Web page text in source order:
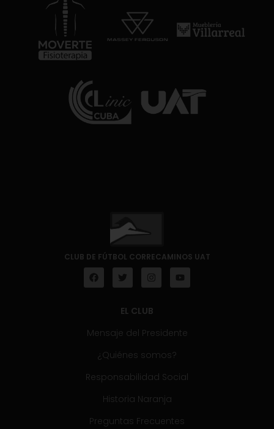
CLUB DE FÚTBOL CORRECAMINOS UAT
EL CLUB
Mensaje del Presidente
¿Quiénes somos?
Responsabilidad Social
Historia Naranja
Preguntas Frecuentes